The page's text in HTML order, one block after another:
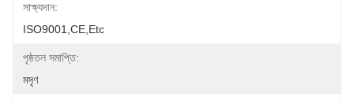
সাক্ষ্যদান:
ISO9001,CE,etc
পৃষ্ঠতল সমাপ্তি:
মসৃণ